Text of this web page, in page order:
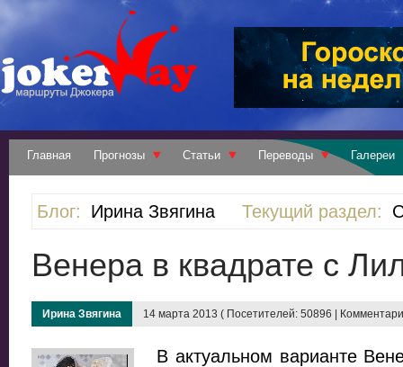
Главная Прогнозы Статьи Переводы Галереи
Блог: Ирина Звягина Текущий раздел:
Венера в квадрате с
Ирина Звягина 14 марта 2013 ( Посетителей: 50896 |
В актуальном варианте